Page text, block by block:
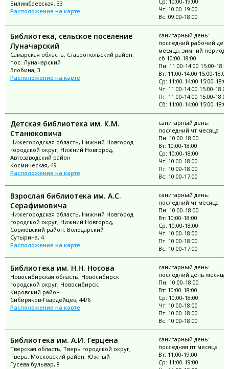
Билимбаевская, 33
Расположение на карте
Чт: 10:00-19:00
Вс: 09:00-18:00
Библиотека, сельское поселение
Луначарский
Самарская область, Ставропольский район,
пос. Луначарский
Злобина, 3
Расположение на карте
санитарный день:
последний рабочий
месяца; зимний период:
сб 10:00-18:00
Пн: 11:00-14:00 15:00-
Вт: 11:00-14:00 15:00-18:00
Ср: 11:00-14:00 15:00-18:00
Чт: 11:00-14:00 15:00-18:00
Пт: 11:00-14:00 15:00-18:00
Сб: 11:00-14:00 15:00-18:00
Детская библиотека им. К.М.
Станюковича
Нижегородская область, Нижний Новгород
городской округ, Нижний Новгород,
Автозаводский район
Космическая, 49
Расположение на карте
санитарный день:
последний чт месяца
Пн: 10:00-18:00
Вт: 10:00-18:00
Ср: 10:00-18:00
Чт: 10:00-18:00
Пт: 10:00-18:00
Вс: 10:00-17:00
Взрослая библиотека им. А.С.
Серафимовича
Нижегородская область, Нижний Новгород
городской округ, Нижний Новгород,
Сормовский район, Володарский
Сутырина, 4
Расположение на карте
санитарный день:
последний чт месяца
Пн: 10:00-18:00
Вт: 10:00-18:00
Ср: 10:00-18:00
Чт: 10:00-18:00
Пт: 10:00-18:00
Вс: 10:00-17:00
Библиотека им. Н.Н. Носова
Новосибирская область, Новосибирск
городской округ, Новосибирск,
Кировский район
Сибиряков-Гвардейцев, 44/6
Расположение на карте
санитарный день:
последний день месяца
Пн: 10:00-18:00
Вт: 10:00-18:00
Ср: 10:00-18:00
Чт: 10:00-18:00
Пт: 10:00-18:00
Вс: 10:00-18:00
Библиотека им. А.И. Герцена
Тверская область, Тверь городской округ,
Тверь, Московский район, Южный
Гусева бульвар, 8
санитарный день:
последняя пт месяца
Вт: 11:00-19:00
Ср: 11:00-19:00